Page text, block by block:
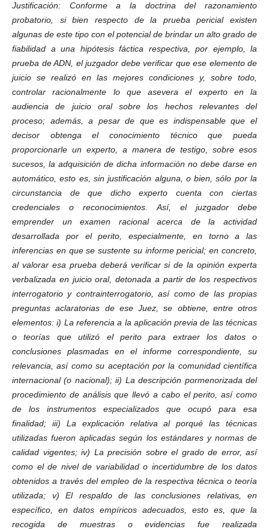
Justificación: Conforme a la doctrina del razonamiento
probatorio, si bien respecto de la prueba pericial existen
algunas de este tipo con el potencial de brindar un alto grado de
fiabilidad a una hipótesis fáctica respectiva, por ejemplo, la
prueba de ADN, el juzgador debe verificar que ese elemento de
juicio se realizó en las mejores condiciones y, sobre todo,
controlar racionalmente lo que asevera el experto en la
audiencia de juicio oral sobre los hechos relevantes del
proceso; además, a pesar de que es indispensable que el
decisor obtenga el conocimiento técnico que pueda
proporcionarle un experto, a manera de testigo, sobre esos
sucesos, la adquisición de dicha información no debe darse en
automático, esto es, sin justificación alguna, o bien, sólo por la
circunstancia de que dicho experto cuenta con ciertas
credenciales o reconocimientos. Así, el juzgador debe
emprender un examen racional acerca de la actividad
desarrollada por el perito, especialmente, en torno a las
inferencias en que se sustente su informe pericial; en concreto,
al valorar esa prueba deberá verificar si de la opinión experta
verbalizada en juicio oral, detonada a partir de los respectivos
interrogatorio y contrainterrogatorio, así como de las propias
preguntas aclaratorias de ese Juez, se obtiene, entre otros
elementos: i) La referencia a la aplicación previa de las técnicas
o teorías que utilizó el perito para extraer los datos o
conclusiones plasmadas en el informe correspondiente, su
relevancia, así como su aceptación por la comunidad científica
internacional (o nacional); ii) La descripción pormenorizada del
procedimiento de análisis que llevó a cabo el perito, así como
de los instrumentos especializados que ocupó para esa
finalidad; iii) La explicación relativa al porqué las técnicas
utilizadas fueron aplicadas según los estándares y normas de
calidad vigentes; iv) La precisión sobre el grado de error, así
como el de nivel de variabilidad o incertidumbre de los datos
obtenidos a través del empleo de la respectiva técnica o teoría
utilizada; v) El respaldo de las conclusiones relativas, en
específico, en datos empíricos adecuados, esto es, que la
recogida de muestras o evidencias fue realizada